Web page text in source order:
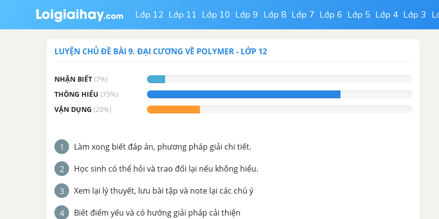
Lớp 12 Lớp 11 Lớp 10 Lớp 9 Lớp 8 Lớp 7 Lớp 6 Lớp 5 Lớp 4 Lớp 3
LUYỆN CHỦ ĐỀ BÀI 9. ĐẠI CƯƠNG VỀ POLYMER- LỚP 12
NHẬN BIẾT (7%)
THÔNG HIỂU (73%)
VẬN DỤNG (20%)
1 Làm xong biết đáp án, phương pháp giải chi tiết.
2 Học sinh có thể hỏi và trao đổi lại nếu không hiểu.
3 Xem lại lý thuyết, lưu bài tập và note lại các chú ý
4 Biết điểm yếu và có hướng giải pháp cải thiện